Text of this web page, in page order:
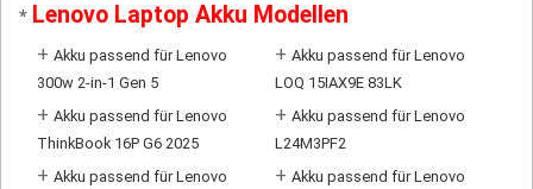
* Lenovo Laptop Akku Modellen
+ Akku passend für Lenovo
300w 2-in-1 Gen 5
+ Akku passend für Lenovo
LOQ 15IAX9E 83LK
+ Akku passend für Lenovo
ThinkBook 16P G6 2025
+ Akku passend für Lenovo
L24M3PF2
+ Akku passend für Lenovo + Akku passend für Lenovo